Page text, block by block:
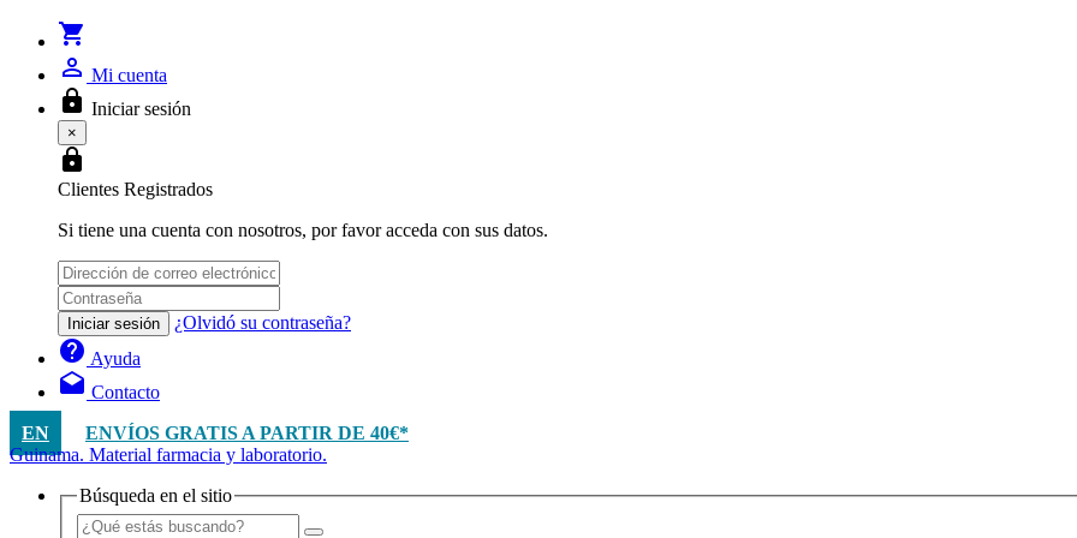
shopping_cart
person_outline Mi cuenta
lock Iniciar sesión
×
lock
Clientes Registrados
Si tiene una cuenta con nosotros, por favor acceda con sus datos.
Iniciar sesión ¿Olvidó su contraseña?
help Ayuda
drafts Contacto
EN
ENVÍOS GRATIS A PARTIR DE 40€*
Guinama. Material farmacia y laboratorio.
Búsqueda en el sitio